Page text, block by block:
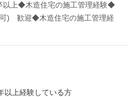
以上◆木造住宅の施工管理経験◆
可) 歓迎◆木造住宅の施工管理経
以上経験している方